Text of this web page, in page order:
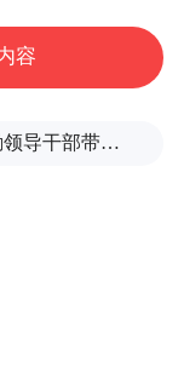
间举办年级
活动。
容
鼓励领导干部带头休假之后又撤回文件，到底什么意思嘛？